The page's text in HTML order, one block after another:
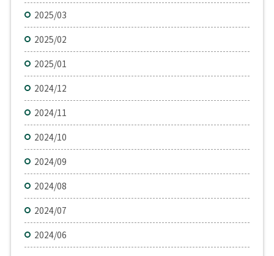
2025/03
2025/02
2025/01
2024/12
2024/11
2024/10
2024/09
2024/08
2024/07
2024/06